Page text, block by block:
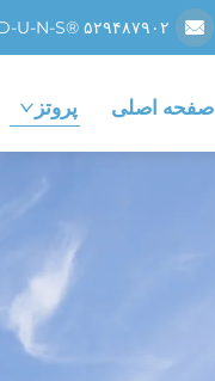
صفحه اصلی پروتز